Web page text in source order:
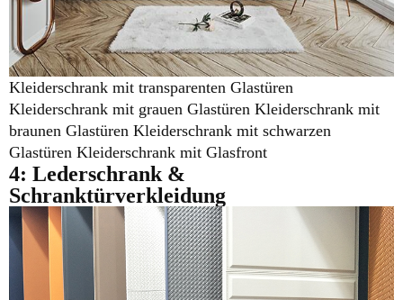
Kleiderschrank mit transparenten Glastüren
Kleiderschrank mit grauen Glastüren Kleiderschrank mit
braunen Glastüren Kleiderschrank mit schwarzen
Glastüren Kleiderschrank mit Glasfront
4: Lederschrank &
Schranktürverkleidung